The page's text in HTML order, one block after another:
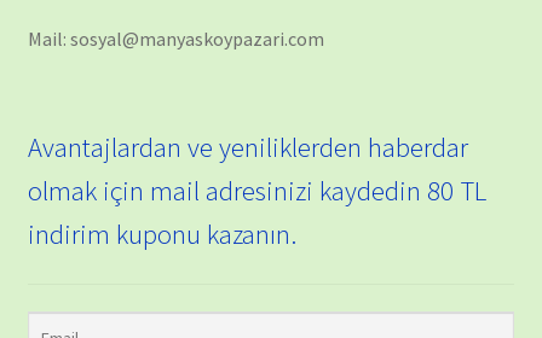
Mail: sosyal@manyaskoypazari.com
Avantajlardan ve yeniliklerden haberdar
olmak için mail adresinizi kaydedin 80 TL
indirim kuponu kazanın.